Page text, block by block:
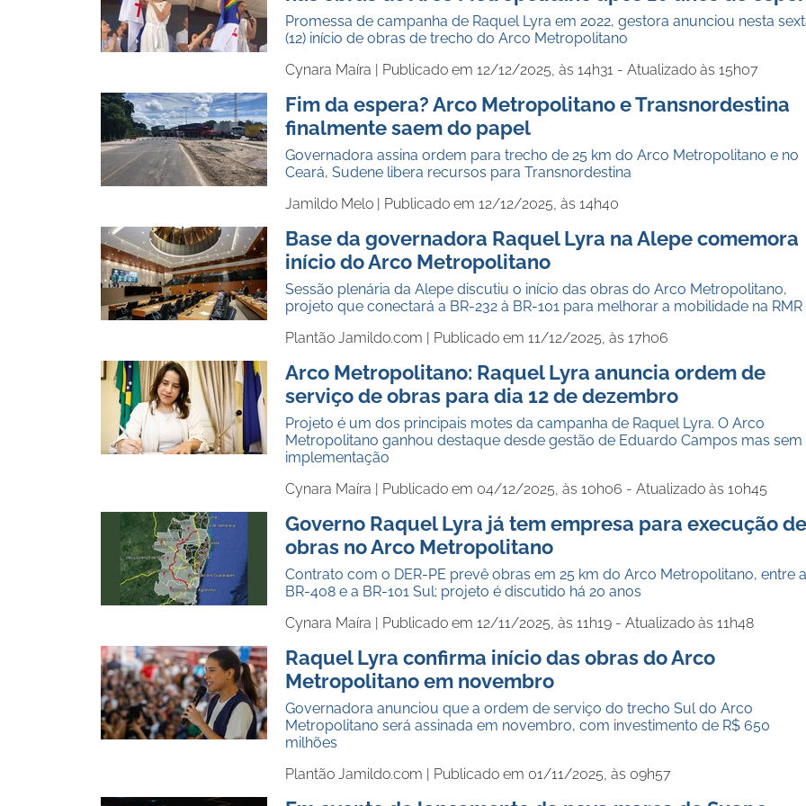
Promessa de campanha de Raquel Lyra em 2022, gestora anunciou nesta
(12) início de obras de trecho do Arco Metropolitano
Cynara Maíra | Publicado em 12/12/2025, às 14h31 - Atualizado às 15h07
Fim da espera? Arco Metropolitano e Transnordestina
finalmente saem do papel
Governadora assina ordem para trecho de 25 km do Arco Metropolitano e no
Ceará, Sudene libera recursos para Transnordestina
Jamildo Melo | Publicado em 12/12/2025, às 14h40
Base da governadora Raquel Lyra na Alepe comemora
início do Arco Metropolitano
Sessão plenária da Alepe discutiu o início das obras do Arco Metropolitano,
projeto que conectará a BR-232 à BR-101 para melhorar a mobilidade na RMR
Plantão Jamildo.com | Publicado em 11/12/2025, às 17h06
Arco Metropolitano: Raquel Lyra anuncia ordem de
serviço de obras para dia 12 de dezembro
Projeto é um dos principais motes da campanha de Raquel Lyra. O Arco
Metropolitano ganhou destaque desde gestão de Eduardo Campos mas sem
implementação
Cynara Maíra | Publicado em 04/12/2025, às 10h06 - Atualizado às 10h45
Governo Raquel Lyra já tem empresa para execução de
obras no Arco Metropolitano
Contrato com o DER-PE prevê obras em 25 km do Arco Metropolitano, entre a
BR-408 e a BR-101 Sul; projeto é discutido há 20 anos
Cynara Maíra | Publicado em 12/11/2025, às 11h19 - Atualizado às 11h48
Raquel Lyra confirma início das obras do Arco
Metropolitano em novembro
Governadora anunciou que a ordem de serviço do trecho Sul do Arco
Metropolitano será assinada em novembro, com investimento de R$ 650
milhões
Plantão Jamildo.com | Publicado em 01/11/2025, às 09h57